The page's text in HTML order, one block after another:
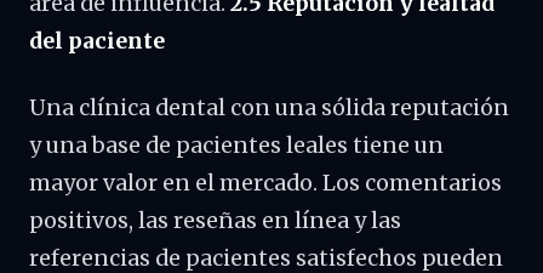
del paciente
Una clínica dental con una sólida reputación
y una base de pacientes leales tiene un
mayor valor en el mercado. Los comentarios
positivos, las reseñas en línea y las
referencias de pacientes satisfechos pueden